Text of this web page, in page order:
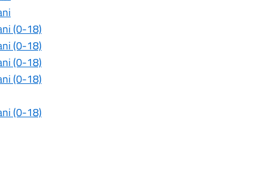
(0-18)
(0-18)
(0-18)
(0-18)
(0-18)